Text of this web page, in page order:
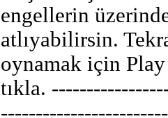
engellerin
atlıyabilirsin.
oynamak için
tıkla.